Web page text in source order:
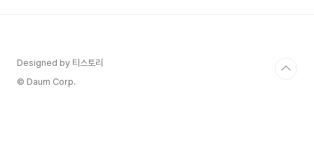
Designed by 티스토리
© Daum Corp.